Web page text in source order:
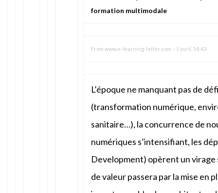
formation multimodale
From www.e-learning-letter.com – 1 avril, 14:43
L’époque ne manquant pas de
(transformation numérique,
sanitaire…), la concurrence de
numériques s’intensifiant, les
Development) opèrent un
de valeur passera par la mise en